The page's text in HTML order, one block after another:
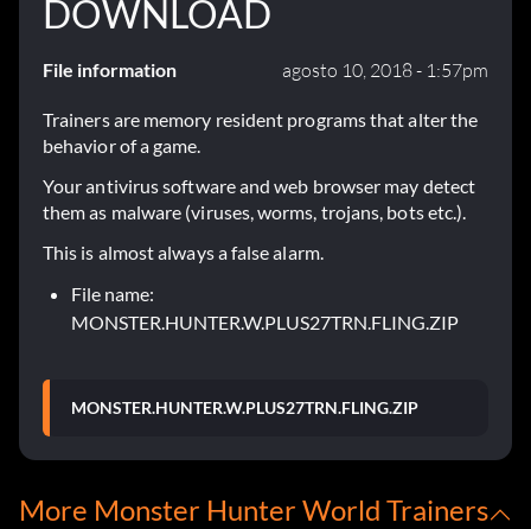
DOWNLOAD
File information agosto 10, 2018 - 1:57pm
Trainers are memory resident programs that alter the
behavior of a game.
Your antivirus software and web browser may detect
them as malware (viruses, worms, trojans, bots etc.).
This is almost always a false alarm.
File name:
MONSTER.HUNTER.W.PLUS27TRN.FLING.ZIP
MONSTER.HUNTER.W.PLUS27TRN.FLING.ZIP
More Monster Hunter World Trainers